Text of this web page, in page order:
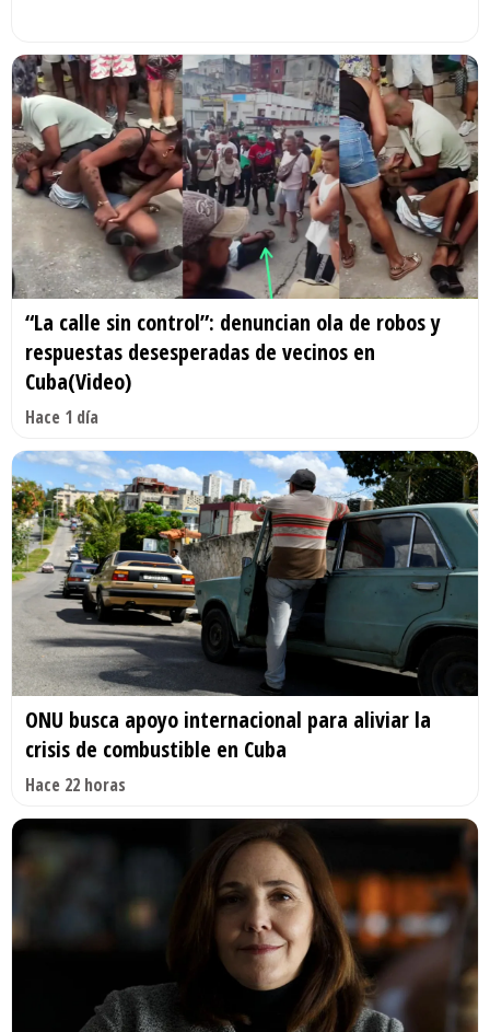
“La calle sin control”: denuncian ola de robos y
respuestas desesperadas de vecinos en
Cuba(Video)
Hace 1 día
ONU busca apoyo internacional para aliviar la
crisis de combustible en Cuba
Hace 22 horas